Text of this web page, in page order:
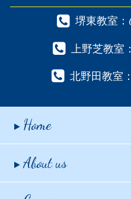
堺東教室
上野芝教室
北野田教室
Home
About us